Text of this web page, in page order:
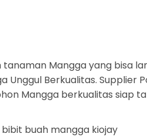
Mangga yang bisa
Unggul Berkualitas. Supplier
Mangga berkualitas siap
buah mangga kiojay